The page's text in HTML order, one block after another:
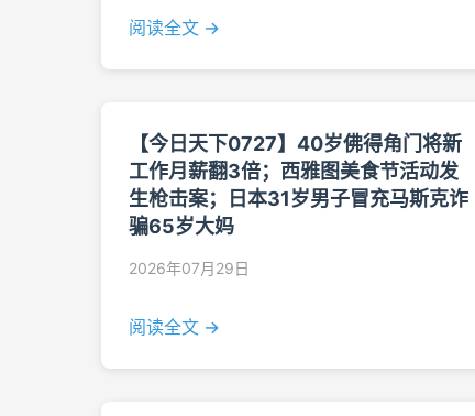
阅读全文 →
【今日天下0727】40岁佛得角门将新
工作月薪翻3倍；西雅图美食节活动发
生枪击案；日本31岁男子冒充马斯克诈
骗65岁大妈
2026年07月29日
阅读全文 →